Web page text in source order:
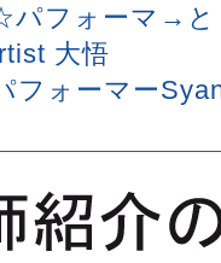
パフォーマ→と
大悟
フォーマー